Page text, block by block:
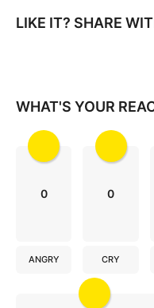
i
i
LIKE IT? SHARE
WHAT'S YOUR
0
ANGRY
0
CRY